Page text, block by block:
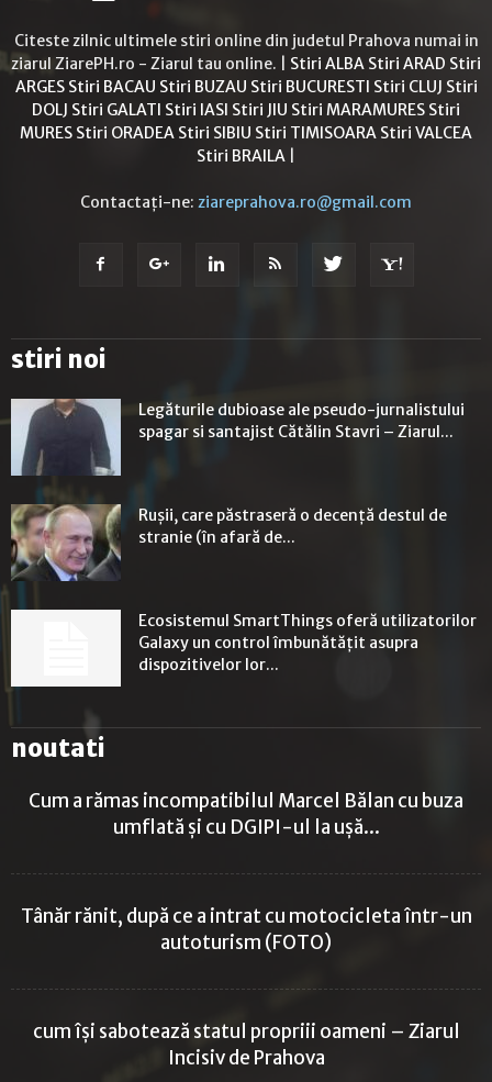
Citeste zilnic ultimele stiri online din judetul Prahova numai in
ziarul ZiarePH.ro - Ziarul tau online. | Stiri ALBA Stiri ARAD Stiri
ARGES Stiri BACAU Stiri BUZAU Stiri BUCURESTI Stiri CLUJ Stiri
DOLJ Stiri GALATI Stiri IASI Stiri JIU Stiri MARAMURES Stiri
MURES Stiri ORADEA Stiri SIBIU Stiri TIMISOARA Stiri VALCEA
Stiri BRAILA
Contactați-ne: ziareprahova.ro@gmail.com
stiri noi
Legăturile dubioase ale pseudo-jurnalistului
spagar si santajist Cătălin Stavri – Ziarul...
Rușii, care păstraseră o decență destul de
stranie (în afară de...
Ecosistemul SmartThings oferă utilizatorilor
Galaxy un control îmbunătățit asupra
dispozitivelor lor...
noutati
Cum a rămas incompatibilul Marcel Bălan cu buza
umflată și cu DGIPI-ul la ușă...
Tânăr rănit, după ce a intrat cu motocicleta într-un
autoturism (FOTO)
cum își sabotează statul propriii oameni – Ziarul
Incisiv de Prahova